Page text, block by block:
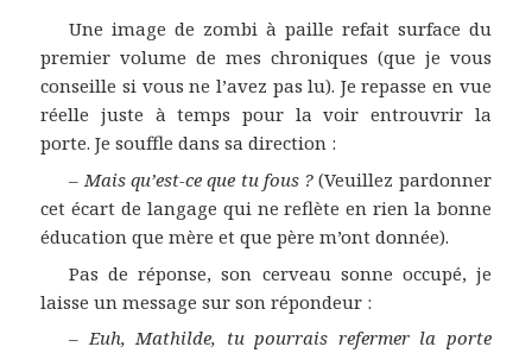
Une image de zombi à paille refait surface du
premier volume de mes chroniques (que je vous
conseille si vous ne l’avez pas lu). Je repasse en vue
réelle juste à temps pour la voir entrouvrir la
porte. Je souffle dans sa direction :
–Mais qu’est-ce que tu fous ? (Veuillez pardonner
cet écart de langage qui ne reflète en rien la bonne
éducation que mère et que père m’ont donnée).
Pas de réponse, son cerveau sonne occupé, je
laisse un message sur son répondeur :
–Euh, Mathilde, tu pourrais refermer la porte